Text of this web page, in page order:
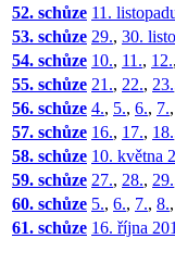
52. schůze 11.
53. schůze 29., 30.
54. schůze 10., 11., 12.,
55. schůze 21., 22., 23.
56. schůze 4., 5., 6., 7.,
57. schůze 16., 17., 18.
58. schůze 10. května
59. schůze 27., 28., 29.
60. schůze 5., 6., 7., 8.,
61. schůze 16. října